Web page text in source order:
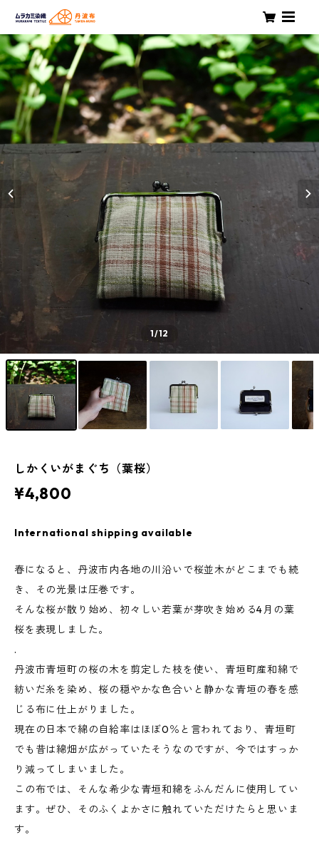
1/12
しかくいがまぐち（葉桜）
¥4,800
International shipping available
春になると、丹波市内各地の川沿いで桜並木がどこまでも続
き、その光景は圧巻です。
そんな桜が散り始め、初々しい若葉が芽吹き始める4月の葉
桜を表現しました。
.
丹波市青垣町の桜の木を剪定した枝を使い、青垣町産和綿で
紡いだ糸を染め、桜の穏やかな色合いと静かな青垣の春を感
じる布に仕上がりました。
現在の日本で綿の自給率はほぼ0％と言われており、青垣町
でも昔は綿畑が広がっていたそうなのですが、今ではすっか
り減ってしまいました。
この布では、そんな希少な青垣和綿をふんだんに使用してい
ます。ぜひ、そのふくよかさに触れていただけたらと思いま
す。